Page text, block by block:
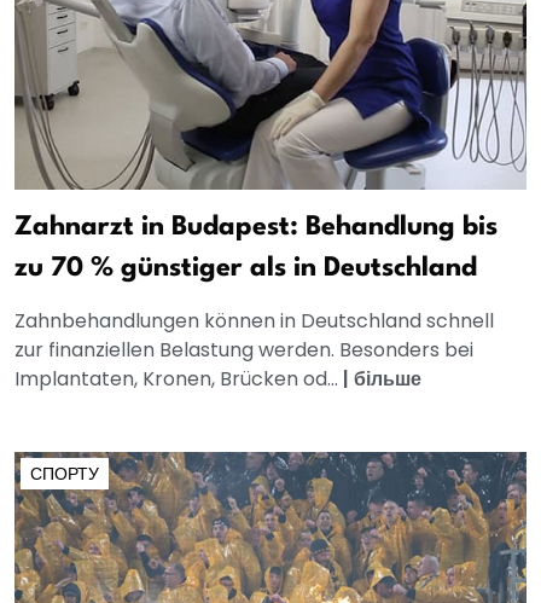
Zahnarzt in Budapest: Behandlung bis
zu 70 % günstiger als in Deutschland
Zahnbehandlungen können in Deutschland schnell
zur finanziellen Belastung werden. Besonders bei
Implantaten, Kronen, Brücken od... | більше
СПОРТУ